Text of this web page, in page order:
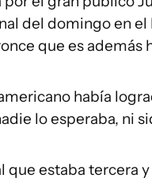
del domingo en
que es además
había
lo esperaba, ni
estaba tercera